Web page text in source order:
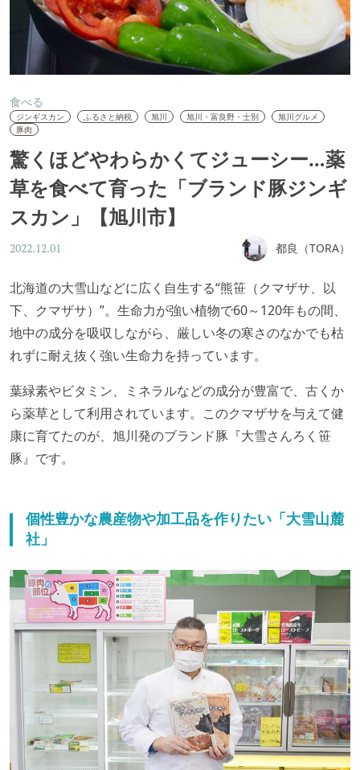
食べる
ジンギスカン ふるさと納税 旭川 旭川・富良野・士別
旭川グルメ
豚肉
驚くほどやわらかくてジューシー…薬
草を食べて育った「ブランド豚ジンギ
スカン」【旭川市】
2022.12.01 都良（TORA）
北海道の大雪山などに広く自生する“熊笹（クマザサ、以
下、クマザサ）”。生命力が強い植物で60～120年もの間、
地中の成分を吸収しながら、厳しい冬の寒さのなかでも枯
れずに耐え抜く強い生命力を持っています。
葉緑素やビタミン、ミネラルなどの成分が豊富で、古くか
ら薬草として利用されています。このクマザサを与えて健
康に育てたのが、旭川発のブランド豚『大雪さんろく笹
豚』です。
個性豊かな農産物や加工品を作りたい「大雪山麓
社」